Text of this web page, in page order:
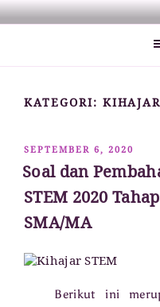
Lompat
ke
KATEGORI: KIHAJAR
DIPOSKAN
PADA
SEPTEMBER 6, 2020
Soal dan
STEM 2020
SMA/MA
Berikut ini